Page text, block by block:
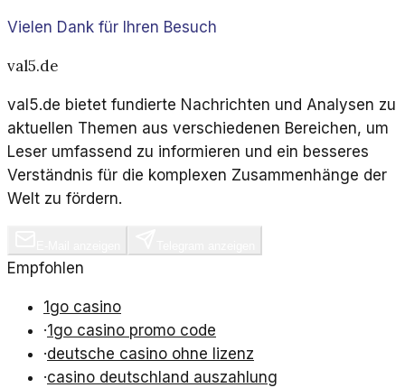
Vielen Dank für Ihren Besuch
val5.de
val5.de bietet fundierte Nachrichten und Analysen zu
aktuellen Themen aus verschiedenen Bereichen, um
Leser umfassend zu informieren und ein besseres
Verständnis für die komplexen Zusammenhänge der
Welt zu fördern.
Empfohlen
1go casino
·1go casino promo code
·deutsche casino ohne lizenz
·casino deutschland auszahlung